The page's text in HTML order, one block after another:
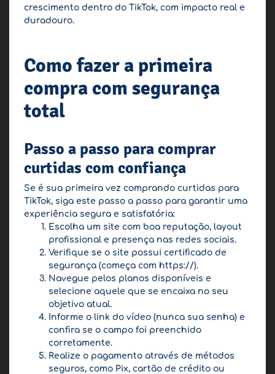
crescimento dentro do TikTok, com impacto real e
duradouro.
Como fazer a primeira
compra com segurança
total
Passo a passo para comprar
curtidas com confiança
Se é sua primeira vez comprando curtidas para
TikTok, siga este passo a passo para garantir uma
experiência segura e satisfatória:
Escolha um site com boa reputação, layout
profissional e presença nas redes sociais.
Verifique se o site possui certificado de
segurança (começa com https://).
Navegue pelos planos disponíveis e
selecione aquele que se encaixa no seu
objetivo atual.
Informe o link do vídeo (nunca sua senha) e
confira se o campo foi preenchido
corretamente.
Realize o pagamento através de métodos
seguros, como Pix, cartão de crédito ou